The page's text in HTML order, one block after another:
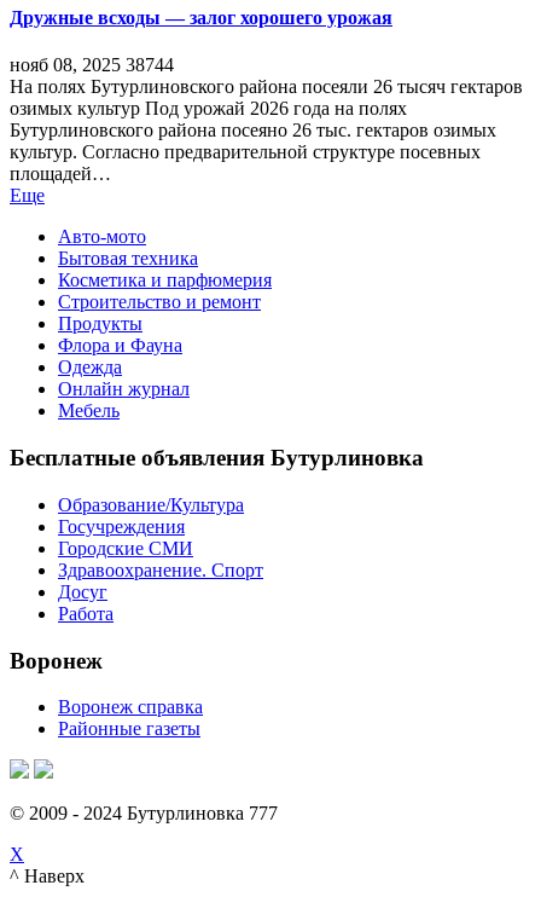
Дружные всходы — залог хорошего урожая
нояб 08, 2025 38744
На полях Бутурлиновского района посеяли 26 тысяч гектаров
озимых культур Под урожай 2026 года на полях
Бутурлиновского района посеяно 26 тыс. гектаров озимых
культур. Согласно предварительной структуре посевных
площадей…
Еще
Авто-мото
Бытовая техника
Косметика и парфюмерия
Строительство и ремонт
Продукты
Флора и Фауна
Одежда
Онлайн журнал
Мебель
Бесплатные объявления Бутурлиновка
Образование/Культура
Госучреждения
Городские СМИ
Здравоохранение. Спорт
Досуг
Работа
Воронеж
Воронеж справка
Районные газеты
© 2009 - 2024 Бутурлиновка 777
X
^ Наверх